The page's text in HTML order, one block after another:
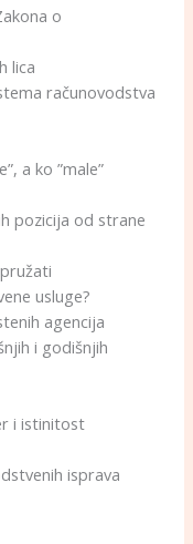
o
lica
računovodstva
a ko ”male”
pozicija od strane
usluge?
agencija
i godišnjih
i istinitost
isprava